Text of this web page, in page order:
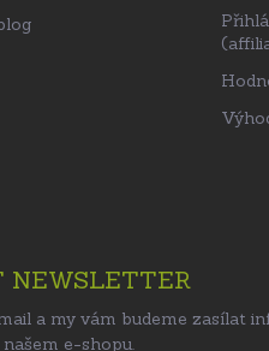
NEWSLETTER
a my vám budeme zasílat
e-shopu.